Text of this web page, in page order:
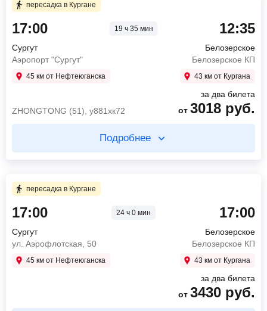
пересадка в Кургане
17:00 19 ч 35 мин
Сургут
Аэропорт "Сургут"
45 км от Нефтеюганска
12:35
Белозерское
Белозерское КП
43 км от Кургана
ZHONGTONG (51), у881хк72
за два билета
от 3018 руб.
Подробнее
14 ч 25 мин в пути
17:00
07:25
Автовокзал Курган
2712 руб.
пересадка в Кургане
17:00 24 ч 0 мин
Сургут
ул. Аэрофлотская, 50
45 км от Нефтеюганска
17:00
Белозерское
Белозерское КП
43 км от Кургана
за два билета
от 3430 руб.